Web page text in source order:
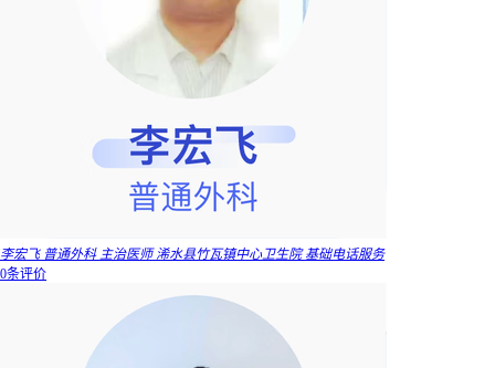
李宏飞 普通外科 主治医师 浠水县竹瓦镇中心卫生院 基础电话服务
0条评价